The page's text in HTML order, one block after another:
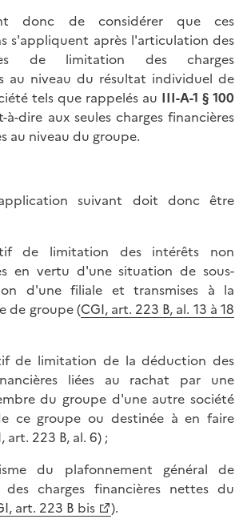
donc de considérer que ces
s'appliquent après l'articulation des
de limitation des charges
au niveau du résultat individuel de
tels que rappelés au III-A-1 § 100
à-dire aux seules charges financières
au niveau du groupe.
suivant doit donc être
de limitation des intérêts non
en vertu d'une situation de sous-
d'une filiale et transmises à la
de groupe (CGI, art. 223 B, al. 13 à 18
de limitation de la déduction des
liées au rachat par une
du groupe d'une autre société
ce groupe ou destinée à en faire
art. 223 B, al. 6) ;
du plafonnement général de
charges financières nettes du
art. 223 B bis
).